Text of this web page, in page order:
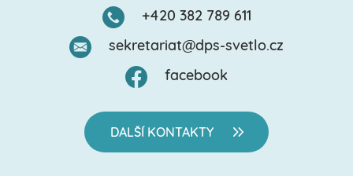
+420 382 789 611
sekretariat@dps-svetlo.cz
facebook
DALŠÍ KONTAKTY